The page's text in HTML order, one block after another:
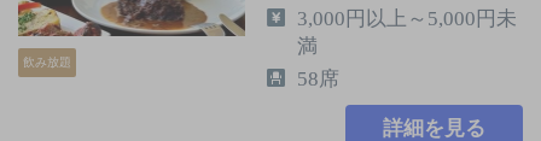
飲み放題
3,000円以上～5,000円未
満
58席
詳細を見る